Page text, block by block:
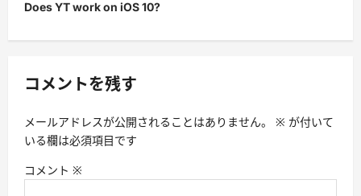
ゲ
ー
ョ
Does YT work on iOS 10?
コメントを残す
メールアドレスが公開されることはありません。 ※ が付いて
いる欄は必須項目です
コメント ※